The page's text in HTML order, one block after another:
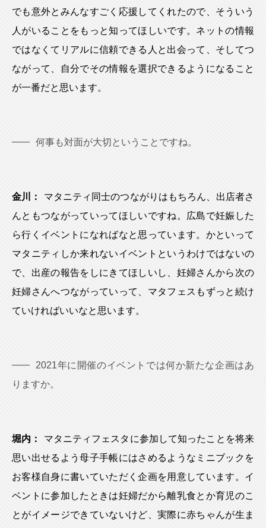
でも意外とみんなすごく応援してくれたので、そういう
人がいることをもっと知ってほしいです。ネットの情報
ではなくてリアルに信頼できる人と出会って、そしてつ
ながって、自分でその情報を選択できるようになること
が一番だと思います。
何事も対面が大切ということですね。
金川：
マタニティ同士のつながりはもちろん、出店者さ
んともつながっていってほしいですね。広島で妊娠した
ら行くイベントになればなと思っています。かといって
マタニティしか来れないイベントというわけではないの
で、出産の報告をしにきてほしいし、妊婦さんから次の
妊婦さんへつながっていって、マタフェスもずっと続け
ていければいいなと思います。
2021年に開催のイベントでは何か新たな企画はあ
りますか。
堀内：
マタニティフェスタに参加して知ったことを将来
思い出せるよう母子手帳にはさめるようなミニブックを
お客様自身に書いていただく企画を用意しています。イ
ベントに参加したときは妊婦だから離乳食とか育児のこ
とがイメージできていないけど、実際に赤ちゃんが生ま